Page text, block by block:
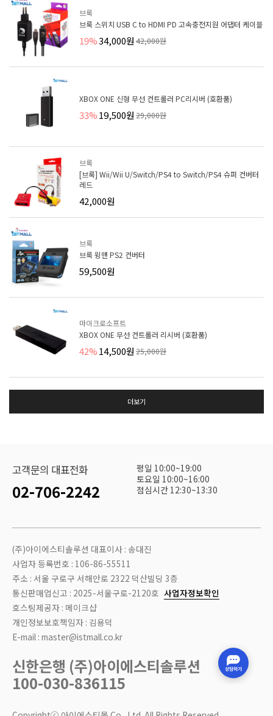
브룩
브룩 스위치 USB C to HDMI PD 고속충전지원 어댑터 케이블
19%34,000원 42,000원
XBOX ONE 신형 무선 컨트롤러 PC리시버 (호환품)
33%19,500원 29,000원
브룩
[브룩] Wii/Wii U/Switch/PS4 to Switch/PS4 슈퍼 컨버터
레드
42,000원
브룩
브룩 윙맨 PS2 컨버터
59,500원
마이크로소프트
XBOX ONE 무선 컨트롤러 리시버 (호환품)
42%14,500원 25,000원
더보기
고객문의 대표전화
02-706-2242
평일 10:00~19:00
토요일 10:00~16:00
점심시간 12:30~13:30
(주)아이에스티솔루션 대표이사 : 송대진
사업자 등록번호 : 106-86-55511
주소 : 서울 구로구 서해안로 2322 덕산빌딩 3층
통신판매업신고 : 2025-서울구로-2120호 사업자정보확인
호스팅제공자 : 메이크샵
개인정보보호책임자 : 김용덕
E-mail : master@istmall.co.kr
신한은행 (주)아이에스티솔루션
100-030-836115